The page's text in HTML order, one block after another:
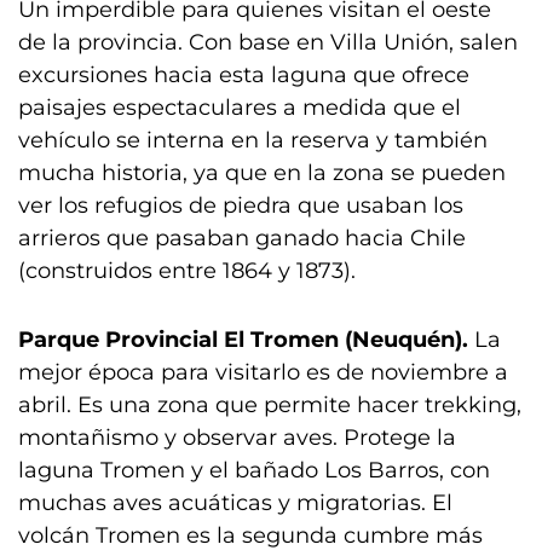
Un imperdible para quienes visitan el oeste
de la provincia. Con base en Villa Unión, salen
excursiones hacia esta laguna que ofrece
paisajes espectaculares a medida que el
vehículo se interna en la reserva y también
mucha historia, ya que en la zona se pueden
ver los refugios de piedra que usaban los
arrieros que pasaban ganado hacia Chile
(construidos entre 1864 y 1873).
Parque Provincial El Tromen (Neuquén). La
mejor época para visitarlo es de noviembre a
abril. Es una zona que permite hacer trekking,
montañismo y observar aves. Protege la
laguna Tromen y el bañado Los Barros, con
muchas aves acuáticas y migratorias. El
volcán Tromen es la segunda cumbre más